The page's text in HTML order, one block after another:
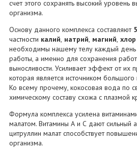
счет этого сохранять высокий уровень
организма.
Основу данного комплекса составляют
частности калий, натрий, магний, хлор
необходимы нашему телу каждый
работы, а именно для сохранения
выносливости. Усиливает эффект от их
которая является источником большого
Ко всему прочему, кокосовая вода по
химическому составу схожа с плазмой
Формула комплекса усилена
малатом. Витамины А и С дают сильный
цитруллин малат способствует
организма.